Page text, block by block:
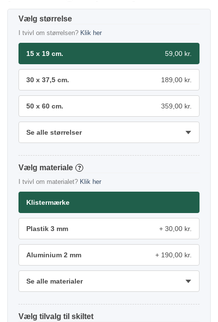
størrelse
I tvivl om størrelsen? Klik her
15 x 19 cm. 59,00 kr.
30 x 37,5 cm. 189,00 kr.
50 x 60 cm. 359,00 kr.
Se alle størrelser
materiale ?
I tvivl om materialet? Klik her
Klistermærke
Plastik 3 mm 30,00 kr.
Aluminium 2 mm 190,00 kr.
Se alle materialer
tilvalg